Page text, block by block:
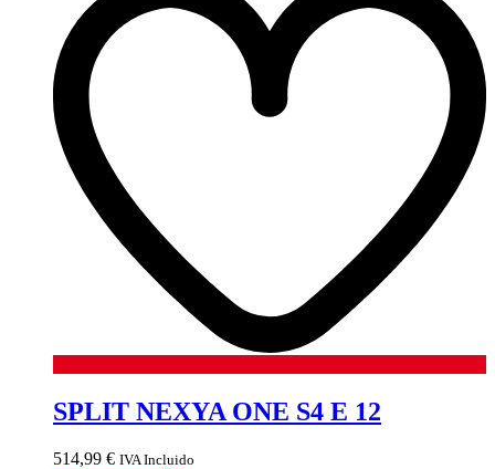
SPLIT NEXYA ONE S4 E 12
514,99 € IVA Incluido